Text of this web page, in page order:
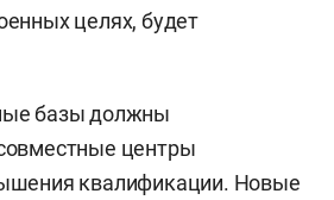
целях, будет
базы должны
центры
квалификации. Новые